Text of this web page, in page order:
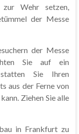
Wehr setzen,
der Messe
der Messe
Sie auf ein
statten Sie Ihren
aus der Ferne von
Ziehen Sie alle
in Frankfurt zu